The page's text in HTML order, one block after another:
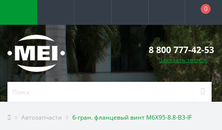
0
8 800 777-42-53
Заказать звонок
Автозапчасти 6-гран. фланцевый винт M6X95-8.8-B3-IF